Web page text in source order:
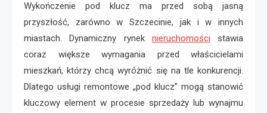
Wykończenie pod klucz ma przed sobą jasną
przyszłość, zarówno w Szczecinie, jak i w innych
miastach. Dynamiczny rynek nieruchomości stawia
coraz większe wymagania przed właścicielami
mieszkań, którzy chcą wyróżnić się na tle konkurencji.
Dlatego usługi remontowe „pod klucz” mogą stanowić
kluczowy element w procesie sprzedaży lub wynajmu